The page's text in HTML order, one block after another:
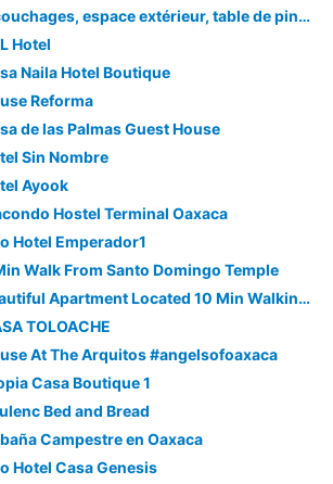
9 couchages, espace extérieur, table de ping-pong, dans une villa
Hotel
Naila Hotel Boutique
Reforma
de las Palmas Guest House
Sin Nombre
Ayook
Hostel Terminal Oaxaca
Hotel Emperador1
Walk From Santo Domingo Temple
Beautiful Apartment Located 10 Min Walking From The Zocalo
TOLOACHE
At The Arquitos #angelsofoaxaca
Casa Boutique 1
Bed and Bread
Campestre en Oaxaca
Hotel Casa Genesis